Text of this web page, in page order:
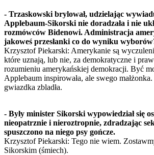
- Trzaskowski brylował, udzielając
Applebaum-Sikorski nie doradzała i nie
rozmówców Bidenowi. Administracja
jakoweś przesłanki co do wyniku
Krzysztof Piekarski: Amerykanie są
które uznają, lub nie, za demokratyczne i
rozumieniu amerykańskiej demokracji. Być
Applebaum inspirowała, ale swego
gwiazdka zbladła.
- Były minister Sikorski wypowiedział się
nieopatrznie i nieroztropnie, zdradzając
spuszczono na niego psy gończe.
Krzysztof Piekarski: Tego nie wiem.
Sikorskim (śmiech).